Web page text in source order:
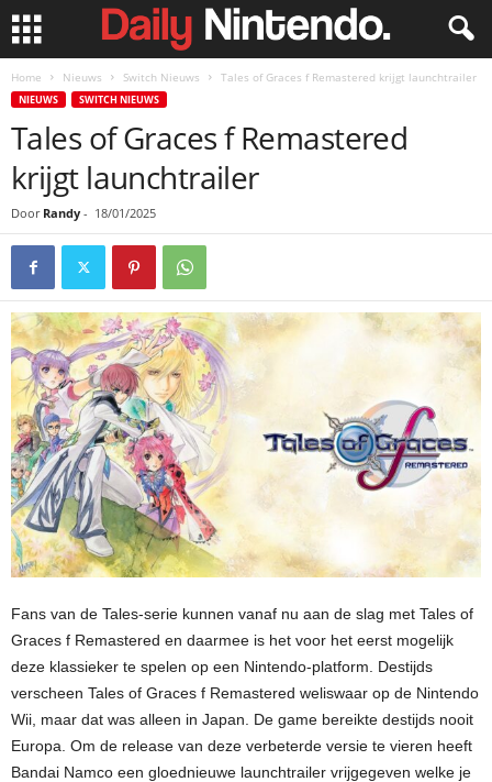
Home Nieuws Switch Nieuws Tales of Graces f Remastered krijgt launchtrailer
NIEUWS SWITCH NIEUWS
Tales of Graces f Remastered
krijgt launchtrailer
Door Randy - 18/01/2025
Fans van de Tales-serie kunnen vanaf nu aan de slag met Tales of
Graces f Remastered en daarmee is het voor het eerst mogelijk
deze klassieker te spelen op een Nintendo-platform. Destijds
verscheen Tales of Graces f Remastered weliswaar op de Nintendo
Wii, maar dat was alleen in Japan. De game bereikte destijds nooit
Europa. Om de release van deze verbeterde versie te vieren heeft
Bandai Namco een gloednieuwe launchtrailer vrijgegeven welke je